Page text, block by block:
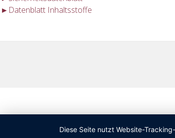
►Datenblatt Inhaltsstoffe
Diese Seite nutzt Website-